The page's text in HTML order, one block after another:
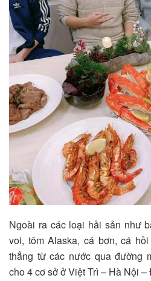
Ngoài ra các loại hải sản như
voi, tôm Alaska, cá bơn, cá
thẳng từ các nước qua đường
cho 4 cơ sở ở Việt Trì – Hà Nội